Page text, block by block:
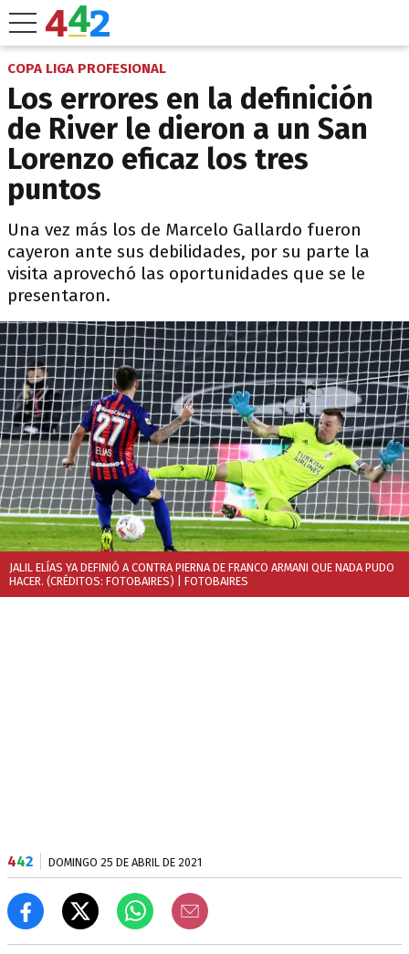
COPA LIGA PROFESIONAL
Los errores en la definición
de River le dieron a un San
Lorenzo eficaz los tres
puntos
Una vez más los de Marcelo Gallardo fueron
cayeron ante sus debilidades, por su parte la
visita aprovechó las oportunidades que se le
presentaron.
JALIL ELÍAS YA DEFINIÓ A CONTRA PIERNA DE FRANCO ARMANI QUE NADA PUDO
HACER. (CRÉDITOS: FOTOBAIRES) | FOTOBAIRES
442 DOMINGO 25 DE ABRIL DE 2021